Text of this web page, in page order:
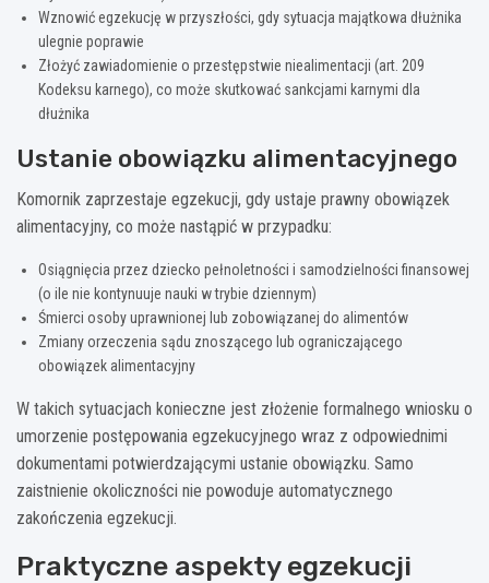
Wznowić egzekucję w przyszłości, gdy sytuacja majątkowa dłużnika
ulegnie poprawie
Złożyć zawiadomienie o przestępstwie niealimentacji (art. 209
Kodeksu karnego), co może skutkować sankcjami karnymi dla
dłużnika
Ustanie obowiązku alimentacyjnego
Komornik zaprzestaje egzekucji, gdy ustaje prawny obowiązek
alimentacyjny, co może nastąpić w przypadku:
Osiągnięcia przez dziecko pełnoletności i samodzielności finansowej
(o ile nie kontynuuje nauki w trybie dziennym)
Śmierci osoby uprawnionej lub zobowiązanej do alimentów
Zmiany orzeczenia sądu znoszącego lub ograniczającego
obowiązek alimentacyjny
W takich sytuacjach konieczne jest złożenie formalnego wniosku o
umorzenie postępowania egzekucyjnego wraz z odpowiednimi
dokumentami potwierdzającymi ustanie obowiązku. Samo
zaistnienie okoliczności nie powoduje automatycznego
zakończenia egzekucji.
Praktyczne aspekty egzekucji